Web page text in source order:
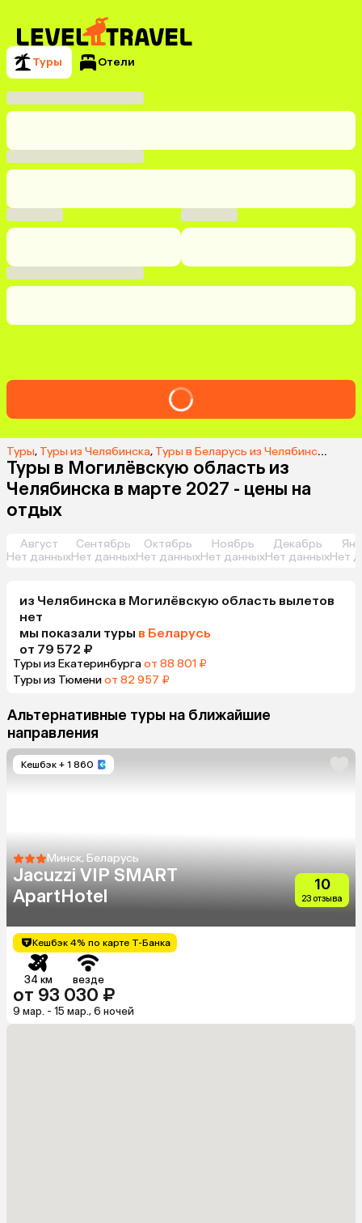
Туры Отели
Туры, Туры из Челябинска, Туры в Беларусь из Челябинска
Туры в Могилёвскую область из
Челябинска в марте 2027 - цены на
отдых
Август
Нет данных
Сентябрь
Нет данных
Октябрь
Нет данных
Ноябрь
Нет данных
Декабрь
Нет данныхНет
из Челябинска в Могилёвскую область вылетов
нет
мы показали туры в Беларусь
от 79 572 ₽
Туры из Екатеринбургаот 88 801 ₽
Туры из Тюмениот 82 957 ₽
Альтернативные туры на ближайшие
направления
Кешбэк + 1 860
Минск, Беларусь
Jacuzzi VIP SMART
ApartHotel
10
23 отзыва
Кешбэк 4% по карте Т-Банка
34 км везде
от 93 030 ₽
9 мар. - 15 мар., 6 ночей